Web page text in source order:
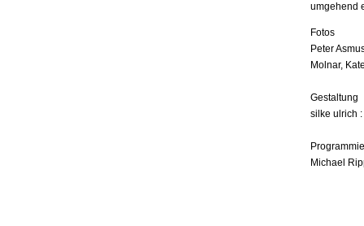
umgehend
Fotos
Peter
Molnar,
Gestaltung
silke ulrich
Michael